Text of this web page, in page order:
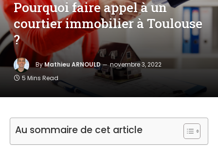
Pourquoi faire appel à un
courtier immobilier à Toulouse
?
By Mathieu ARNOULD
novembre 3, 2022
5 Mins Read
Au sommaire de cet article